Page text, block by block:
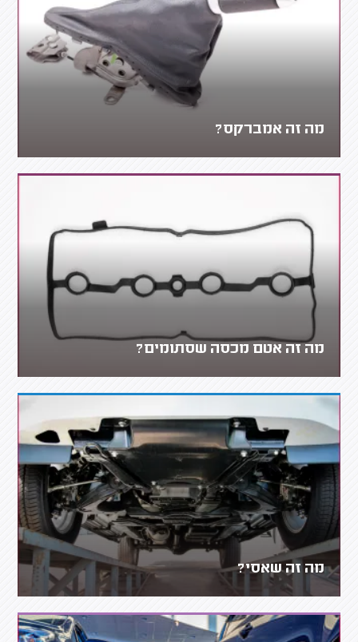
מה זה אמברקס?
מה זה אטם מכסה שסתומים?
מה זה שאסי?